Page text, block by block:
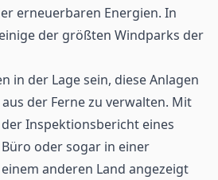
erneuerbaren Energien. In
der größten Windparks der
in der Lage sein, dieseAnlagen
der Ferne zu verwalten. Mit
Inspektionsbericht eines
oder sogar in einer
anderen Land angezeigt